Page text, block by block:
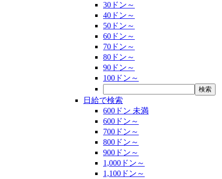
30ドン～
40ドン～
50ドン～
60ドン～
70ドン～
80ドン～
90ドン～
100ドン～
日給で検索
600ドン 未満
600ドン～
700ドン～
800ドン～
900ドン～
1,000ドン～
1,100ドン～